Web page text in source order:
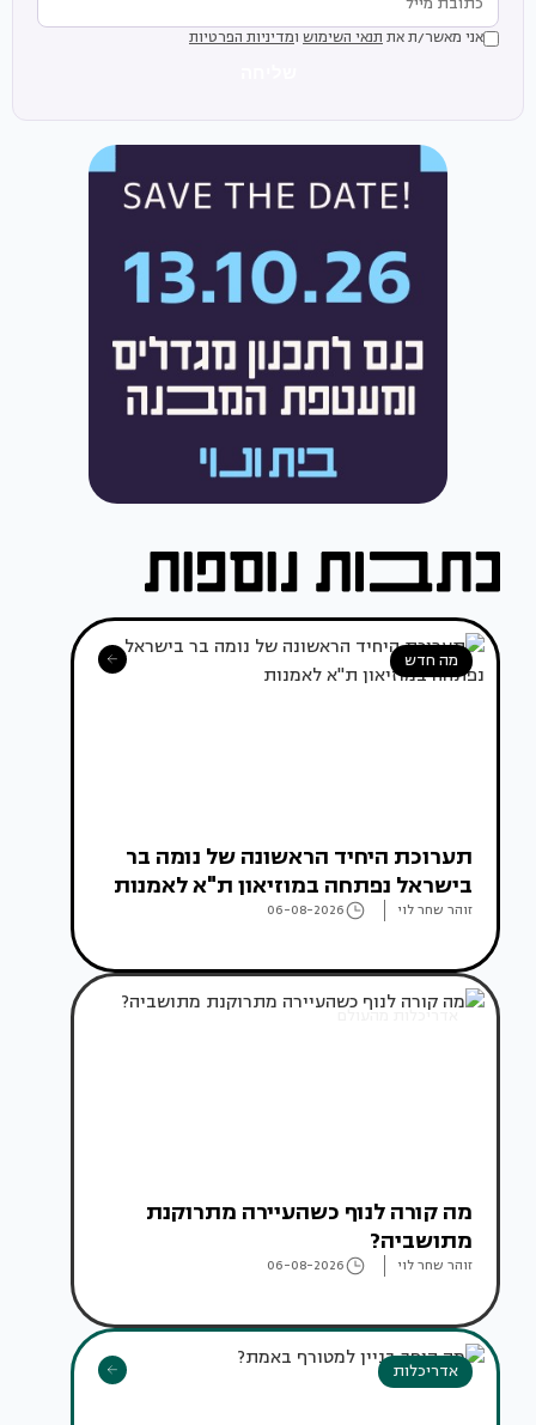
אני מאשר/ת את תנאי השימוש ומדיניות הפרטיות
מה חדש
תערוכת היחיד הראשונה של נומה בר
בישראל נפתחה במוזיאון ת"א לאמנות
זוהר שחר לוי 06-08-2026
אדריכלות מהעולם
מה קורה לנוף כשהעיירה מתרוקנת
מתושביה?
זוהר שחר לוי 06-08-2026
אדריכלות